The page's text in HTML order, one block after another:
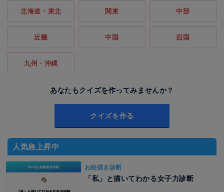
北海道・東北 関東 中部
近畿 中国 四国
九州・沖縄
あなたもクイズを作ってみませんか？
クイズを作る
人気急上昇中
お絵描き診断
「私」と描いてわかる女子力診断